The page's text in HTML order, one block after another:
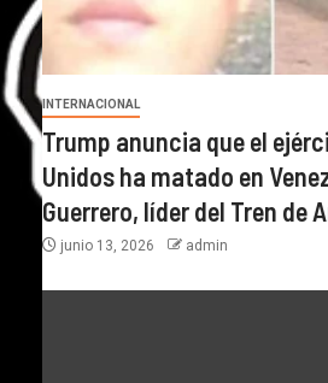
INTERNACIONAL
Trump anuncia que el
Unidos ha matado en
Guerrero, líder del Tren de
junio 13, 2026 admin